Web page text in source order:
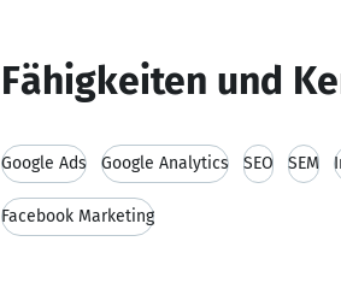
Fähigkeiten und
Google Ads Google Analytics SEO SEM
Facebook Marketing